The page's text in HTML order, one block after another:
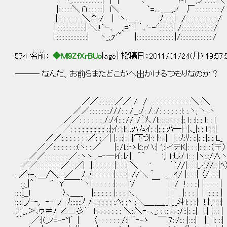
|:::::::::＼∩:::::::::| l＼ `=､.._＿,ノ 厂:::::::::::::::::/
|::::::::::::::::＼∩:/ | ヽ､＿ ﾉ:::::::| /:::::::::::::::::::::/
|:::::::::::::::::::| ＼:!`ｰ､ ,,='' | ｀､'‐-'ﾞ:::::::::| /:::::::::::::::::::::/
|:::::::::::::::::::::| ヽ_;;ｧ'~ |:::::::::::::::::::::::::|/:::::::::::::::::::::/
574 名前： ◆Ml9ZfXrBUo [age] 投稿日：2011/01/24(月)
――― なんだ、お前らまたどこかへ出かけるつもりなのか？
／／:::::::::::／／ / / . : : : : : : : : :＼::＼
／／:::::::::::::///: : /__:/: /.:/: : : : : :l: :.ヽ; ヽ:.ヽ
／／: : : : : : /:/ｲ: :://.:/｀ﾒ､/l: : : |: : :|: l: :l: : l: : l
／／: : : : : : : : : ::|;ｲ: :l:.|.:ﾊムｲ: :|: : :ﾊ―|-|､_|: : l: : |
／／: : : : : : :／: :／| |: ::|:.|:|'下うﾄ: ﾄ: :| |:.:ﾉ:ﾘ: ::|: ::|: : L_
／／: : : : : ::(ヽ: ::／ |::/l.:ﾄゝﾋ:rハ:| ';:|イテK|: : :|: :|::（〒）
／／: : : : : : ／::ヽヽ ,.-‐―lｲ:.ﾚ:| ｀´ ',| l::じﾉ l: : |ヽ:.:/∧ヽ
／／: : : : : : ／: :／| |: : : : : :|: : :l ＼ ' ｀`//|: : :レ'//:.:|
. ／r-､＿/＼: ::／ ﾉ ﾉ: : : : : :|: : ::| //＼ ｀ _ ｲ/ |: : :| 〈/: : :|
:::_|＾ ^ Y￣￣｀ヽ|: : : : : :|: : : l'/ ￣ || / !: : ::| |: : : : |
::::[__l 〉､＿__ |: : : : : |: : : ﾄ､ || |: : : |｜l: : : |
::::[_ﾉ-‐, ‐- 丿 ﾉ:::::::ﾉ /|:.: : : : :.ﾍ: :ヽ::＼＿_＿__||__斗l: : :| !:ﾄ; : :|
／_,＞､ヮ≠/ ∠二彡´ l: : : : : : : ＼::＼‐-､_: : ::||: ::/::|: ::| |:| |: : |
｀´ ／:|(_ノ=-‐''l´｜ 〈: : : : : : /:| ｀‐-ゝ ￣ 7::/:.: |::::| ∥ l: ::|